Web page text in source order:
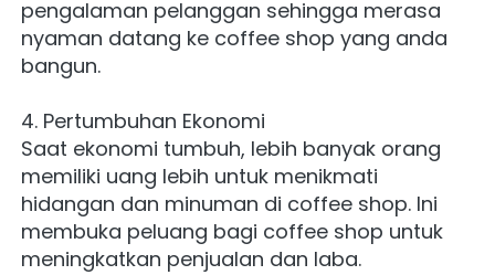
pengalaman pelanggan sehingga merasa
nyaman datang ke coffee shop yang anda
bangun.
4. Pertumbuhan Ekonomi
Saat ekonomi tumbuh, lebih banyak orang
memiliki uang lebih untuk menikmati
hidangan dan minuman di coffee shop. Ini
membuka peluang bagi coffee shop untuk
meningkatkan penjualan dan laba.